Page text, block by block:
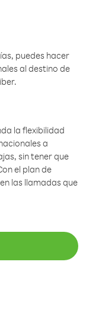
puedes hacer
al destino de
la flexibilidad
a
sin tener que
el plan de
las llamadas que